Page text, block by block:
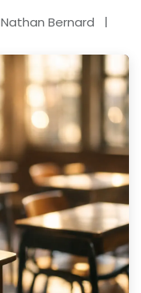
Nathan Bernard
|